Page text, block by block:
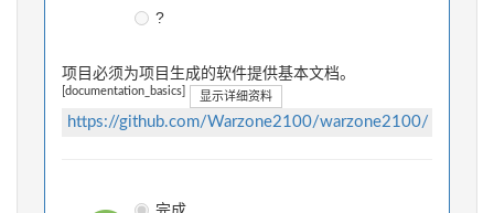
?
项目必须为项目生成的软件提供基本文档。
[documentation_basics] 显示详细资料
https://github.com/Warzone2100/warzone2100/